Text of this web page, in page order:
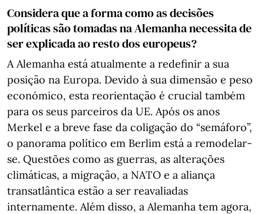
Considera que a forma como as decisões
políticas são tomadas na Alemanha necessita de
ser explicada ao resto dos europeus?
A Alemanha está atualmente a redefinir a sua
posição na Europa. Devido à sua dimensão e peso
económico, esta reorientação é crucial também
para os seus parceiros da UE. Após os anos
Merkel e a breve fase da coligação do “semáforo”,
o panorama político em Berlim está a remodelar-
se. Questões como as guerras, as alterações
climáticas, a migração, a NATO e a aliança
transatlântica estão a ser reavaliadas
internamente. Além disso, a Alemanha tem agora,